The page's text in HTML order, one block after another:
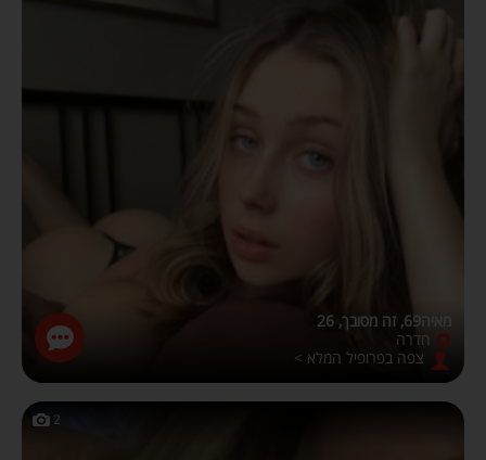
מאיה69, זה מסובך, 26
חדרה
צפה בפרופיל המלא >
2